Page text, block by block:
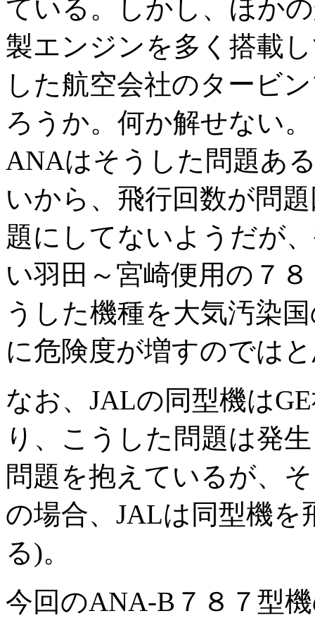
ている。しかし、ほか
製エンジンを多く搭載
した航空会社のタービ
ろうか。何か解せない。
ANAはそうした問題あ
いから、飛行回数が問
題にしてないようだが
い羽田～宮崎便用の７
うした機種を大気汚染
に危険度が増すのでは
なお、JALの同型機は
り、こうした問題は発
問題を抱えているが、
の場合、JALは同型機
る)。
今回のANA-B７８７型